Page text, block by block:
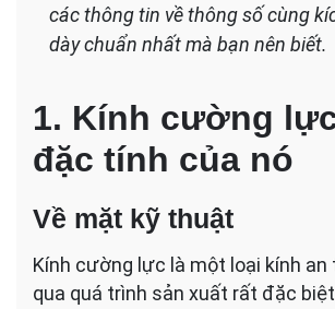
các thông tin về thông số cùng
dày chuẩn nhất mà bạn nên biết.
1. Kính cường
đặc tính của nó
Về mặt kỹ thuật
Kính cường lực là một loại kính an
qua quá trình sản xuất rất đặc